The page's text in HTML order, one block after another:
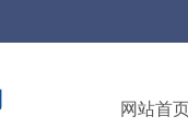
网站首